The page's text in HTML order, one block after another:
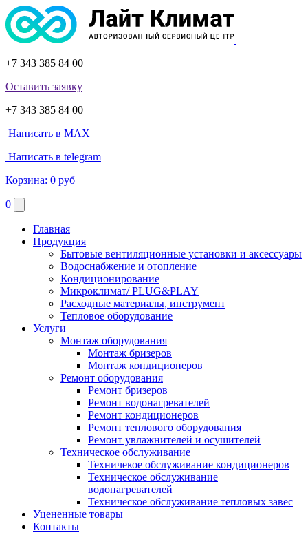
+7 343 385 84 00
Оставить заявку
+7 343 385 84 00
Написать в MAX
Написать в telegram
Корзина: 0 руб
0
Главная
Продукция
Бытовые вентиляционные установки и аксессуары
Водоснабжение и отопление
Кондиционирование
Микроклимат/ PLUG&PLAY
Расходные материалы, инструмент
Тепловое оборудование
Услуги
Монтаж оборудования
Монтаж бризеров
Монтаж кондиционеров
Ремонт оборудования
Ремонт бризеров
Ремонт водонагревателей
Ремонт кондиционеров
Ремонт теплового оборудования
Ремонт увлажнителей и осушителей
Техническое обслуживание
Техничекое обслуживание кондиционеров
Техническое обслуживание
водонагревателей
Техническое обслуживание тепловых завес
Уцененные товары
Контакты